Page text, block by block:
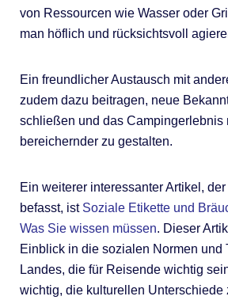
von Ressourcen wie Wasser oder
man höflich und rücksichtsvoll
Ein freundlicher Austausch mit
zudem dazu beitragen, neue
schließen und das Campingerlebnis
bereichernder zu gestalten.
Ein weiterer interessanter Artikel,
befasst, ist Soziale Etikette und
Was Sie wissen müssen. Dieser
Einblick in die sozialen Normen und
Landes, die für Reisende wichtig
wichtig, die kulturellen Unterschiede